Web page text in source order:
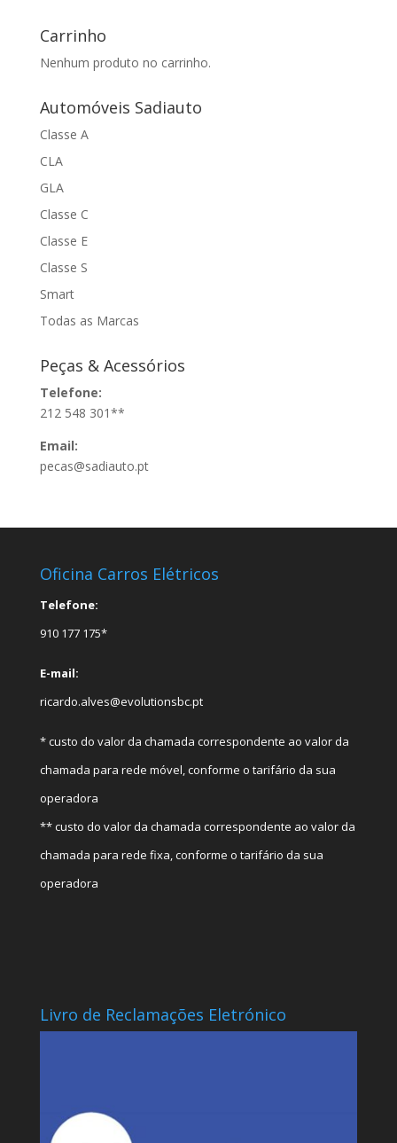
Carrinho
Nenhum produto no carrinho.
Automóveis Sadiauto
Classe A
CLA
GLA
Classe C
Classe E
Classe S
Smart
Todas as Marcas
Peças & Acessórios
Telefone:
212 548 301**
Email:
pecas@sadiauto.pt
Oficina Carros Elétricos
Telefone:
910 177 175*
E-mail:
ricardo.alves@evolutionsbc.pt
* custo do valor da chamada correspondente ao valor da
chamada para rede móvel, conforme o tarifário da sua
operadora
** custo do valor da chamada correspondente ao valor da
chamada para rede fixa, conforme o tarifário da sua
operadora
Livro de Reclamações Eletrónico